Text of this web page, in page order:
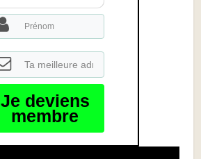
Je deviens
membre